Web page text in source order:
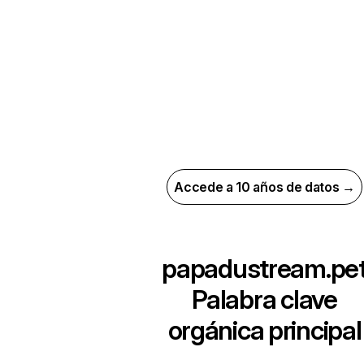
Accede a 10 años de datos →
Palabra clave
orgánica principal